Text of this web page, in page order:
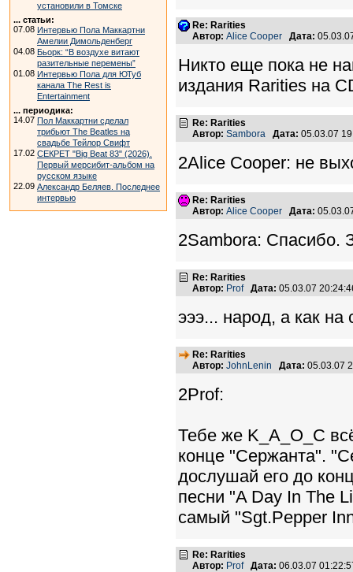
установили в Томске
... статьи:
07.08 Интервью Пола Маккартни
Амелии Димольденберг
04.08 Бьорк: “В воздухе витают
разительные перемены”
01.08 Интервью Пола для ЮТуб
канала The Rest is
Entertainment
... периодика:
14.07 Пол Маккартни сделал
трибьют The Beatles на
свадьбе Тейлор Свифт
17.02 СЕКРЕТ "Big Beat 83" (2026).
Первый мерсибит-альбом на
русском языке
22.09 Александр Беляев. Последнее
интервью
Re: Rarities
Автор: Alice Cooper Дата:
Никто еще пока не
издания Rarities на
Re: Rarities
Автор: Sambora Дата: 05.03.07
2Alice Cooper: не
Re: Rarities
Автор: Alice Cooper Дата:
2Sambora: Спасибо.
Re: Rarities
Автор: Prof Дата: 05.03.07
эээ... народ, а как на
Re: Rarities
Автор: JohnLenin Дата: 05.03.07
2Prof:
Тебе же K_A_O_C
конце "Сержанта".
дослушай его до
песни "A Day In The
самый "Sgt.Pepper
Re: Rarities
Автор: Prof Дата: 06.03.07